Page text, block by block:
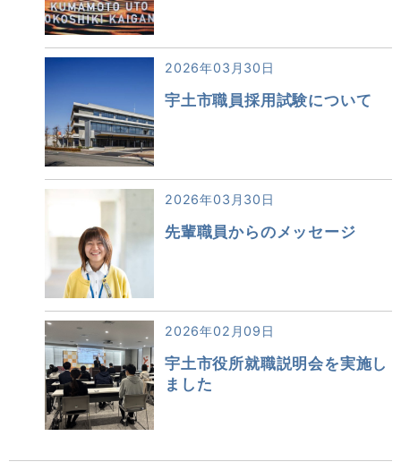
2026年03月30日
宇土市職員採用試験について
2026年03月30日
先輩職員からのメッセージ
2026年02月09日
宇土市役所就職説明会を実施し
ました